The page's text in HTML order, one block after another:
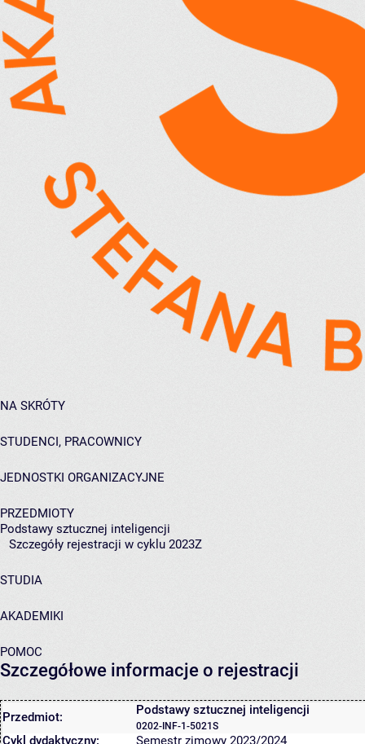
NA SKRÓTY
STUDENCI, PRACOWNICY
JEDNOSTKI ORGANIZACYJNE
PRZEDMIOTY
Podstawy sztucznej inteligencji
Szczegóły rejestracji w cyklu 2023Z
STUDIA
AKADEMIKI
POMOC
Szczegółowe informacje o rejestracji
Przedmiot: Podstawy sztucznej inteligencji
0202-INF-1-5021S
Cykl dydaktyczny: Semestr zimowy 2023/2024